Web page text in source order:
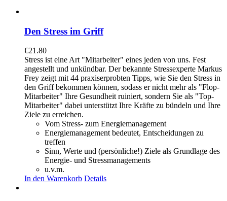
Den Stress im Griff
€21.80
Stress ist eine Art "Mitarbeiter" eines jeden von uns. Fest
angestellt und unkündbar. Der bekannte Stressexperte Markus
Frey zeigt mit 44 praxiserprobten Tipps, wie Sie den Stress in
den Griff bekommen können, sodass er nicht mehr als "Flop-
Mitarbeiter" Ihre Gesundheit ruiniert, sondern Sie als "Top-
Mitarbeiter" dabei unterstützt Ihre Kräfte zu bündeln und Ihre
Ziele zu erreichen.
Vom Stress- zum Energiemanagement
Energiemanagement bedeutet, Entscheidungen zu
treffen
Sinn, Werte und (persönliche!) Ziele als Grundlage des
Energie- und Stressmanagements
u.v.m.
In den Warenkorb Details